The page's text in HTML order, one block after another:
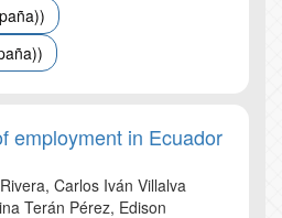
employment in Ecuador
Carlos Iván Villalva
Terán Pérez, Edison